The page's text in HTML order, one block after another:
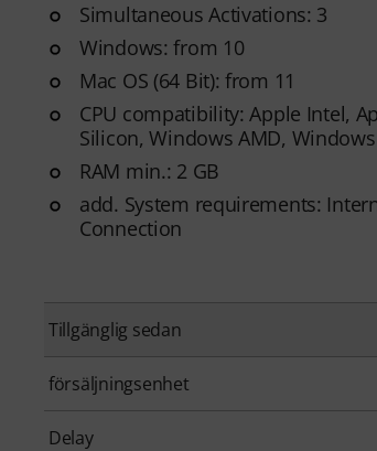
Simultaneous Activations: 3
Windows: from 10
Mac OS (64 Bit): from 11
CPU compatibility: Apple Intel,
Silicon, Windows AMD,
RAM min.: 2 GB
add. System requirements:
Connection
Tillgänglig sedan
försäljningsenhet
Delay